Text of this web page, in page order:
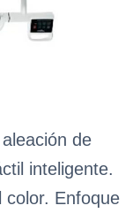
de
inteligente.
color. Enfoque